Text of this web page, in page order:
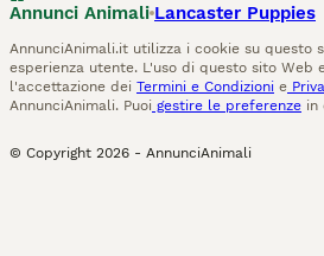
Annunci Animali Lancaster Puppies
AnnunciAnimali.it utilizza i cookie su questo
esperienza utente. L'uso di questo sito Web
l'accettazione dei Termini e Condizioni e
AnnunciAnimali. Puoi gestire le preferenze in
© Copyright 2026 - AnnunciAnimali